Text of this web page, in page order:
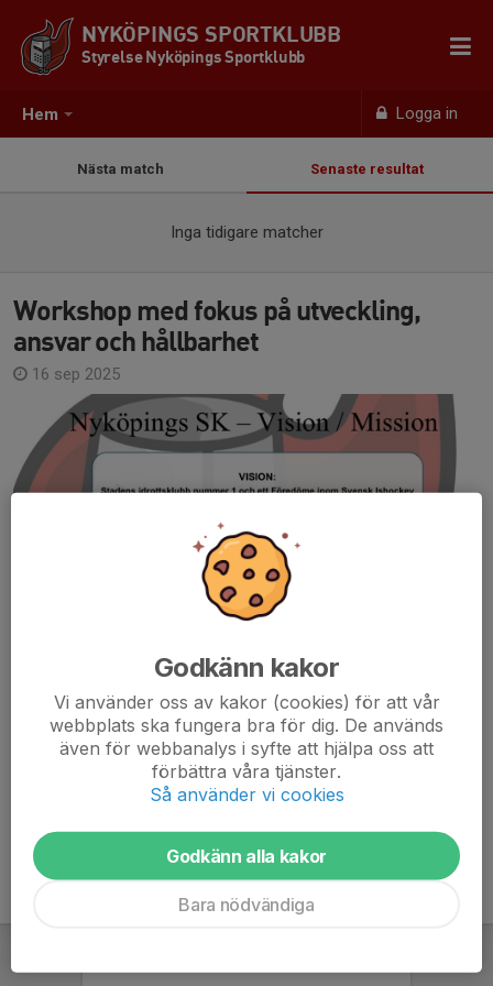
Hem Logga in
NYKÖPINGS SPORTKLUBB
Styrelse Nyköpings Sportklubb
Nästa match Senaste resultat
Inga tidigare matcher
Workshop med fokus på utveckling,
ansvar och hållbarhet
16 sep 2025
Styrelsen genomförde nyligen en workshop med målsättningen
att stärka det gemensamma arbetet och lägga grunden för
föreningens fortsatta utveckling. Den präglades av konstruktiva
samtal kring arbetssätt,...
Godkänn kakor
Vi använder oss av kakor (cookies) för att vår
webbplats ska fungera bra för dig. De används
även för webbanalys i syfte att hjälpa oss att
förbättra våra tjänster.
Så använder vi cookies
Godkänn alla kakor
Bara nödvändiga